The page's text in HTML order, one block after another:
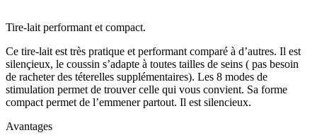
Tire-lait performant et compact.
Ce tire-lait est très pratique et performant comparé à d’autres. Il est
silençieux, le coussin s’adapte à toutes tailles de seins ( pas besoin
de racheter des téterelles supplémentaires). Les 8 modes de
stimulation permet de trouver celle qui vous convient. Sa forme
compact permet de l’emmener partout. Il est silencieux.
Avantages